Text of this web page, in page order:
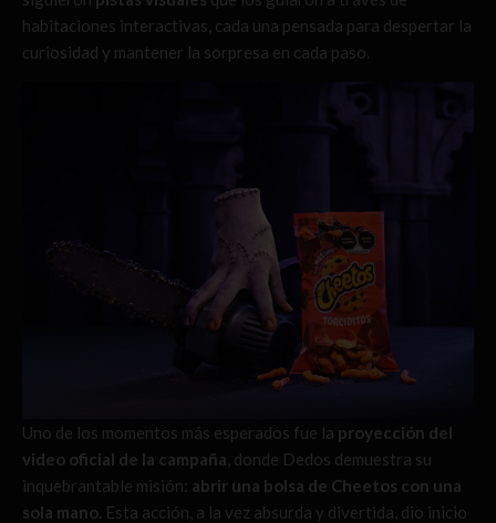
habitaciones interactivas, cada una pensada para despertar la
curiosidad y mantener la sorpresa en cada paso.
Uno de los momentos más esperados fue la proyección del
video oficial de la campaña , donde Dedos demuestra su
inquebrantable misión: abrir una bolsa de Cheetos con una
sola mano. Esta acción, a la vez absurda y divertida, dio inicio